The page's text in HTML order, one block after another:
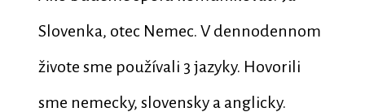
Slovenka, otec Nemec. V dennodennom
živote sme používali 3 jazyky. Hovorili
sme nemecky, slovensky a anglicky.